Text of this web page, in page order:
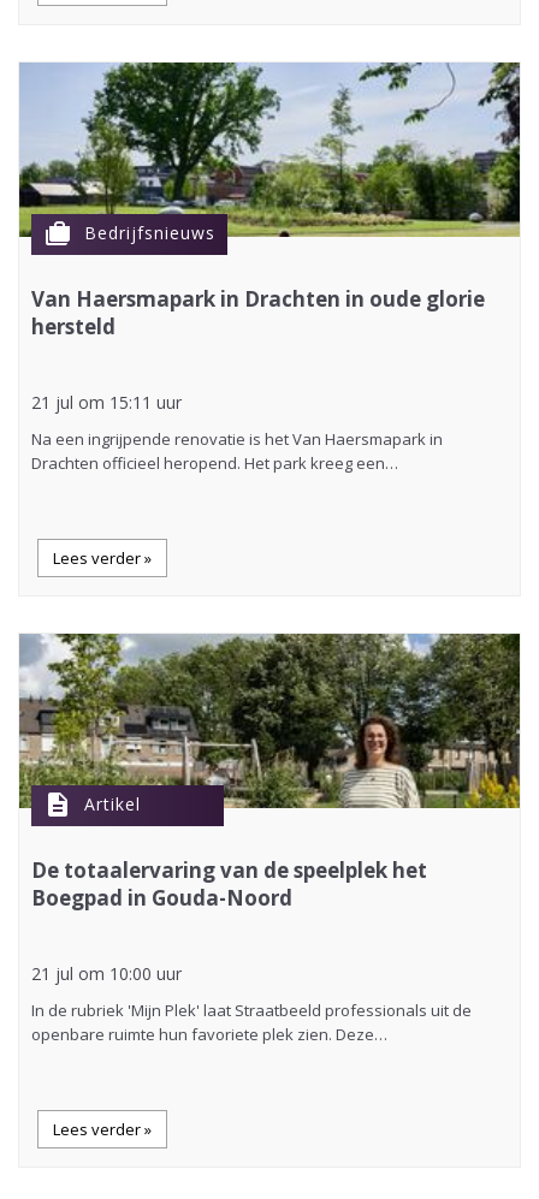
cases Bedrijfsnieuws
Van Haersmapark in Drachten in oude glorie
hersteld
21 jul om 15:11 uur
Na een ingrijpende renovatie is het Van Haersmapark in
Drachten officieel heropend. Het park kreeg een…
Lees verder »
description Artikel
De totaalervaring van de speelplek het
Boegpad in Gouda-Noord
21 jul om 10:00 uur
In de rubriek 'Mijn Plek' laat Straatbeeld professionals uit de
openbare ruimte hun favoriete plek zien. Deze…
Lees verder »